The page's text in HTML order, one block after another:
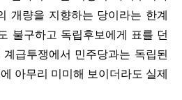
개량을 지향하는 당이라는 한계
불구하고 독립후보에게 표를 던
급투쟁에서 민주당과는 독립된
아무리 미미해 보이더라도 실제